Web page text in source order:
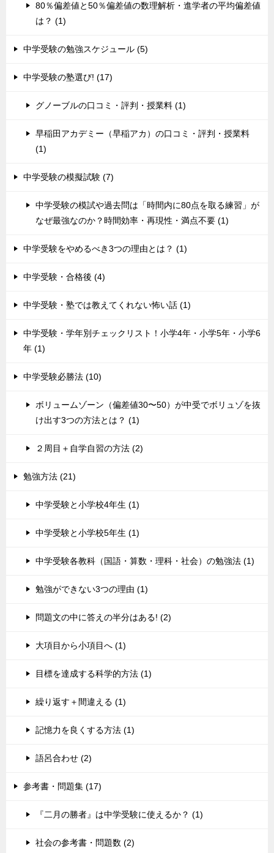
80％偏差値と50％偏差値の数理解析・進学者の平均偏差値
は？ (1)
中学受験の勉強スケジュール (5)
中学受験の塾選び! (17)
グノーブルの口コミ・評判・授業料 (1)
早稲田アカデミー（早稲アカ）の口コミ・評判・授業料
(1)
中学受験の模擬試験 (7)
中学受験の模試や過去問は「時間内に80点を取る練習」が
なぜ最強なのか？時間効率・再現性・満点不要 (1)
中学受験をやめるべき3つの理由とは？ (1)
中学受験・合格後 (4)
中学受験・塾では教えてくれない怖い話 (1)
中学受験・学年別チェックリスト！小学4年・小学5年・小学6
年 (1)
中学受験必勝法 (10)
ボリュームゾーン（偏差値30〜50）が中受でボリュゾを抜
け出す3つの方法とは？ (1)
２周目＋自学自習の方法 (2)
勉強方法 (21)
中学受験と小学校4年生 (1)
中学受験と小学校5年生 (1)
中学受験各教科（国語・算数・理科・社会）の勉強法 (1)
勉強ができない3つの理由 (1)
問題文の中に答えの半分はある! (2)
大項目から小項目へ (1)
目標を達成する科学的方法 (1)
繰り返す＋間違える (1)
記憶力を良くする方法 (1)
語呂合わせ (2)
参考書・問題集 (17)
『二月の勝者』は中学受験に使えるか？ (1)
社会の参考書・問題数 (2)